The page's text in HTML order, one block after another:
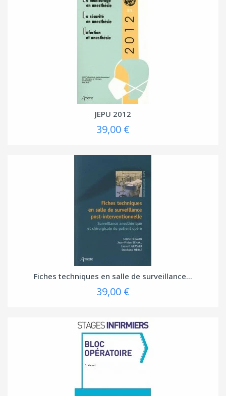
JEPU 2012
39,00 €
Fiches techniques en salle de surveillance...
39,00 €